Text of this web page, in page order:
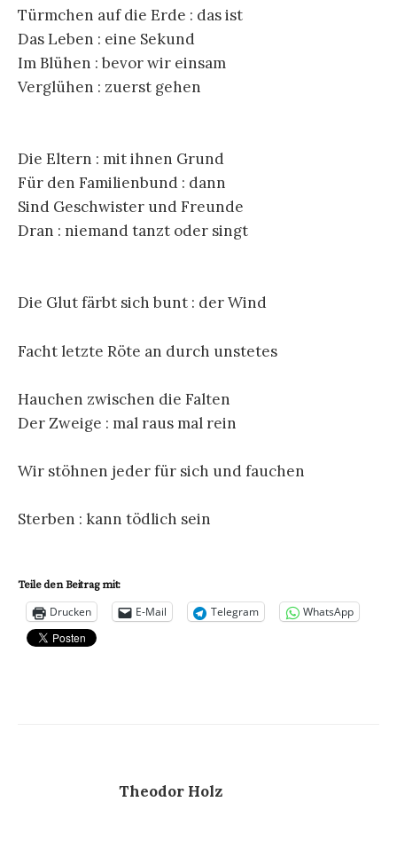
Türmchen auf die Erde : das ist
Das Leben : eine Sekund
Im Blühen : bevor wir einsam
Verglühen : zuerst gehen
Die Eltern : mit ihnen Grund
Für den Familienbund : dann
Sind Geschwister und Freunde
Dran : niemand tanzt oder singt
Die Glut färbt sich bunt : der Wind
Facht letzte Röte an durch unstetes
Hauchen zwischen die Falten
Der Zweige : mal raus mal rein
Wir stöhnen jeder für sich und fauchen
Sterben : kann tödlich sein
Teile den Beitrag mit:
Drucken E-Mail Telegram WhatsApp
Theodor Holz